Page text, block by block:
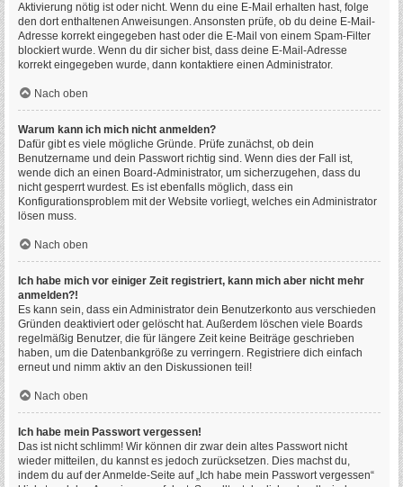
Aktivierung nötig ist oder nicht. Wenn du eine E-Mail erhalten hast, folge
den dort enthaltenen Anweisungen. Ansonsten prüfe, ob du deine E-Mail-
Adresse korrekt eingegeben hast oder die E-Mail von einem Spam-Filter
blockiert wurde. Wenn du dir sicher bist, dass deine E-Mail-Adresse
korrekt eingegeben wurde, dann kontaktiere einen Administrator.
Nach oben
Warum kann ich mich nicht anmelden?
Dafür gibt es viele mögliche Gründe. Prüfe zunächst, ob dein
Benutzername und dein Passwort richtig sind. Wenn dies der Fall ist,
wende dich an einen Board-Administrator, um sicherzugehen, dass du
nicht gesperrt wurdest. Es ist ebenfalls möglich, dass ein
Konfigurationsproblem mit der Website vorliegt, welches ein Administrator
lösen muss.
Nach oben
Ich habe mich vor einiger Zeit registriert, kann mich aber nicht mehr
anmelden?!
Es kann sein, dass ein Administrator dein Benutzerkonto aus verschieden
Gründen deaktiviert oder gelöscht hat. Außerdem löschen viele Boards
regelmäßig Benutzer, die für längere Zeit keine Beiträge geschrieben
haben, um die Datenbankgröße zu verringern. Registriere dich einfach
erneut und nimm aktiv an den Diskussionen teil!
Nach oben
Ich habe mein Passwort vergessen!
Das ist nicht schlimm! Wir können dir zwar dein altes Passwort nicht
wieder mitteilen, du kannst es jedoch zurücksetzen. Dies machst du,
indem du auf der Anmelde-Seite auf „Ich habe mein Passwort vergessen“